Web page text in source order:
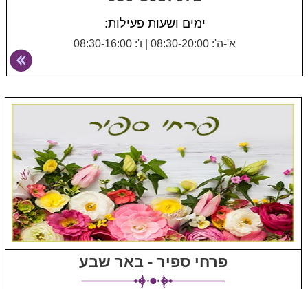
ימים ושעות פעילות:
א'-ה': 08:30-20:00 ו': 08:30-16:00
פרחי ספיר - באר שבע